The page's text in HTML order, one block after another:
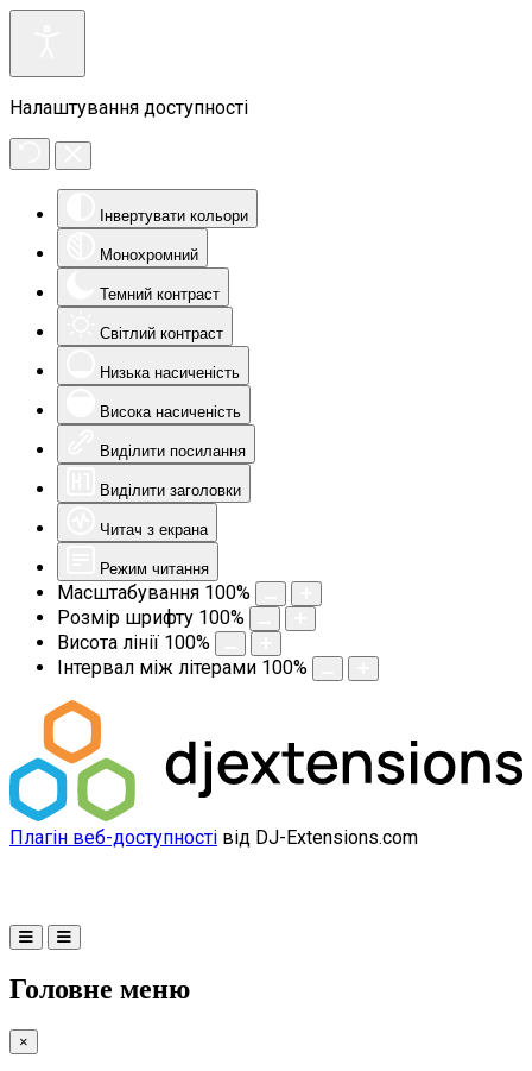
Налаштування доступності
Інвертувати кольори
Монохромний
Темний контраст
Світлий контраст
Низька насиченість
Висока насиченість
Виділити посилання
Виділити заголовки
Читач з екрана
Режим читання
Масштабування 100%
Розмір шрифту 100%
Висота лінії 100%
Інтервал між літерами 100%
Плагін веб-доступності від DJ-Extensions.com
Головне меню
×